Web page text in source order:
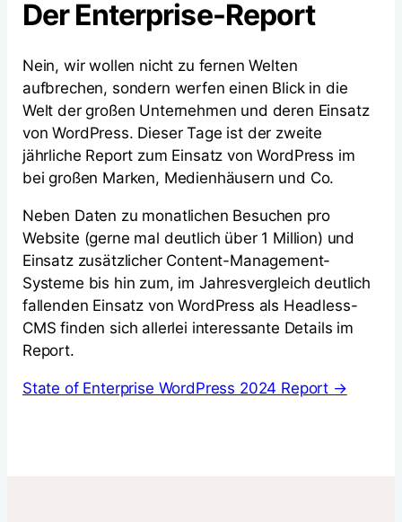
Der Enterprise-Report
Nein, wir wollen nicht zu fernen Welten
aufbrechen, sondern werfen einen Blick in die
Welt der großen Unternehmen und deren Einsatz
von WordPress. Dieser Tage ist der zweite
jährliche Report zum Einsatz von WordPress im
bei großen Marken, Medienhäusern und Co.
Neben Daten zu monatlichen Besuchen pro
Website (gerne mal deutlich über 1 Million) und
Einsatz zusätzlicher Content-Management-
Systeme bis hin zum, im Jahresvergleich deutlich
fallenden Einsatz von WordPress als Headless-
CMS finden sich allerlei interessante Details im
Report.
State of Enterprise WordPress 2024 Report →